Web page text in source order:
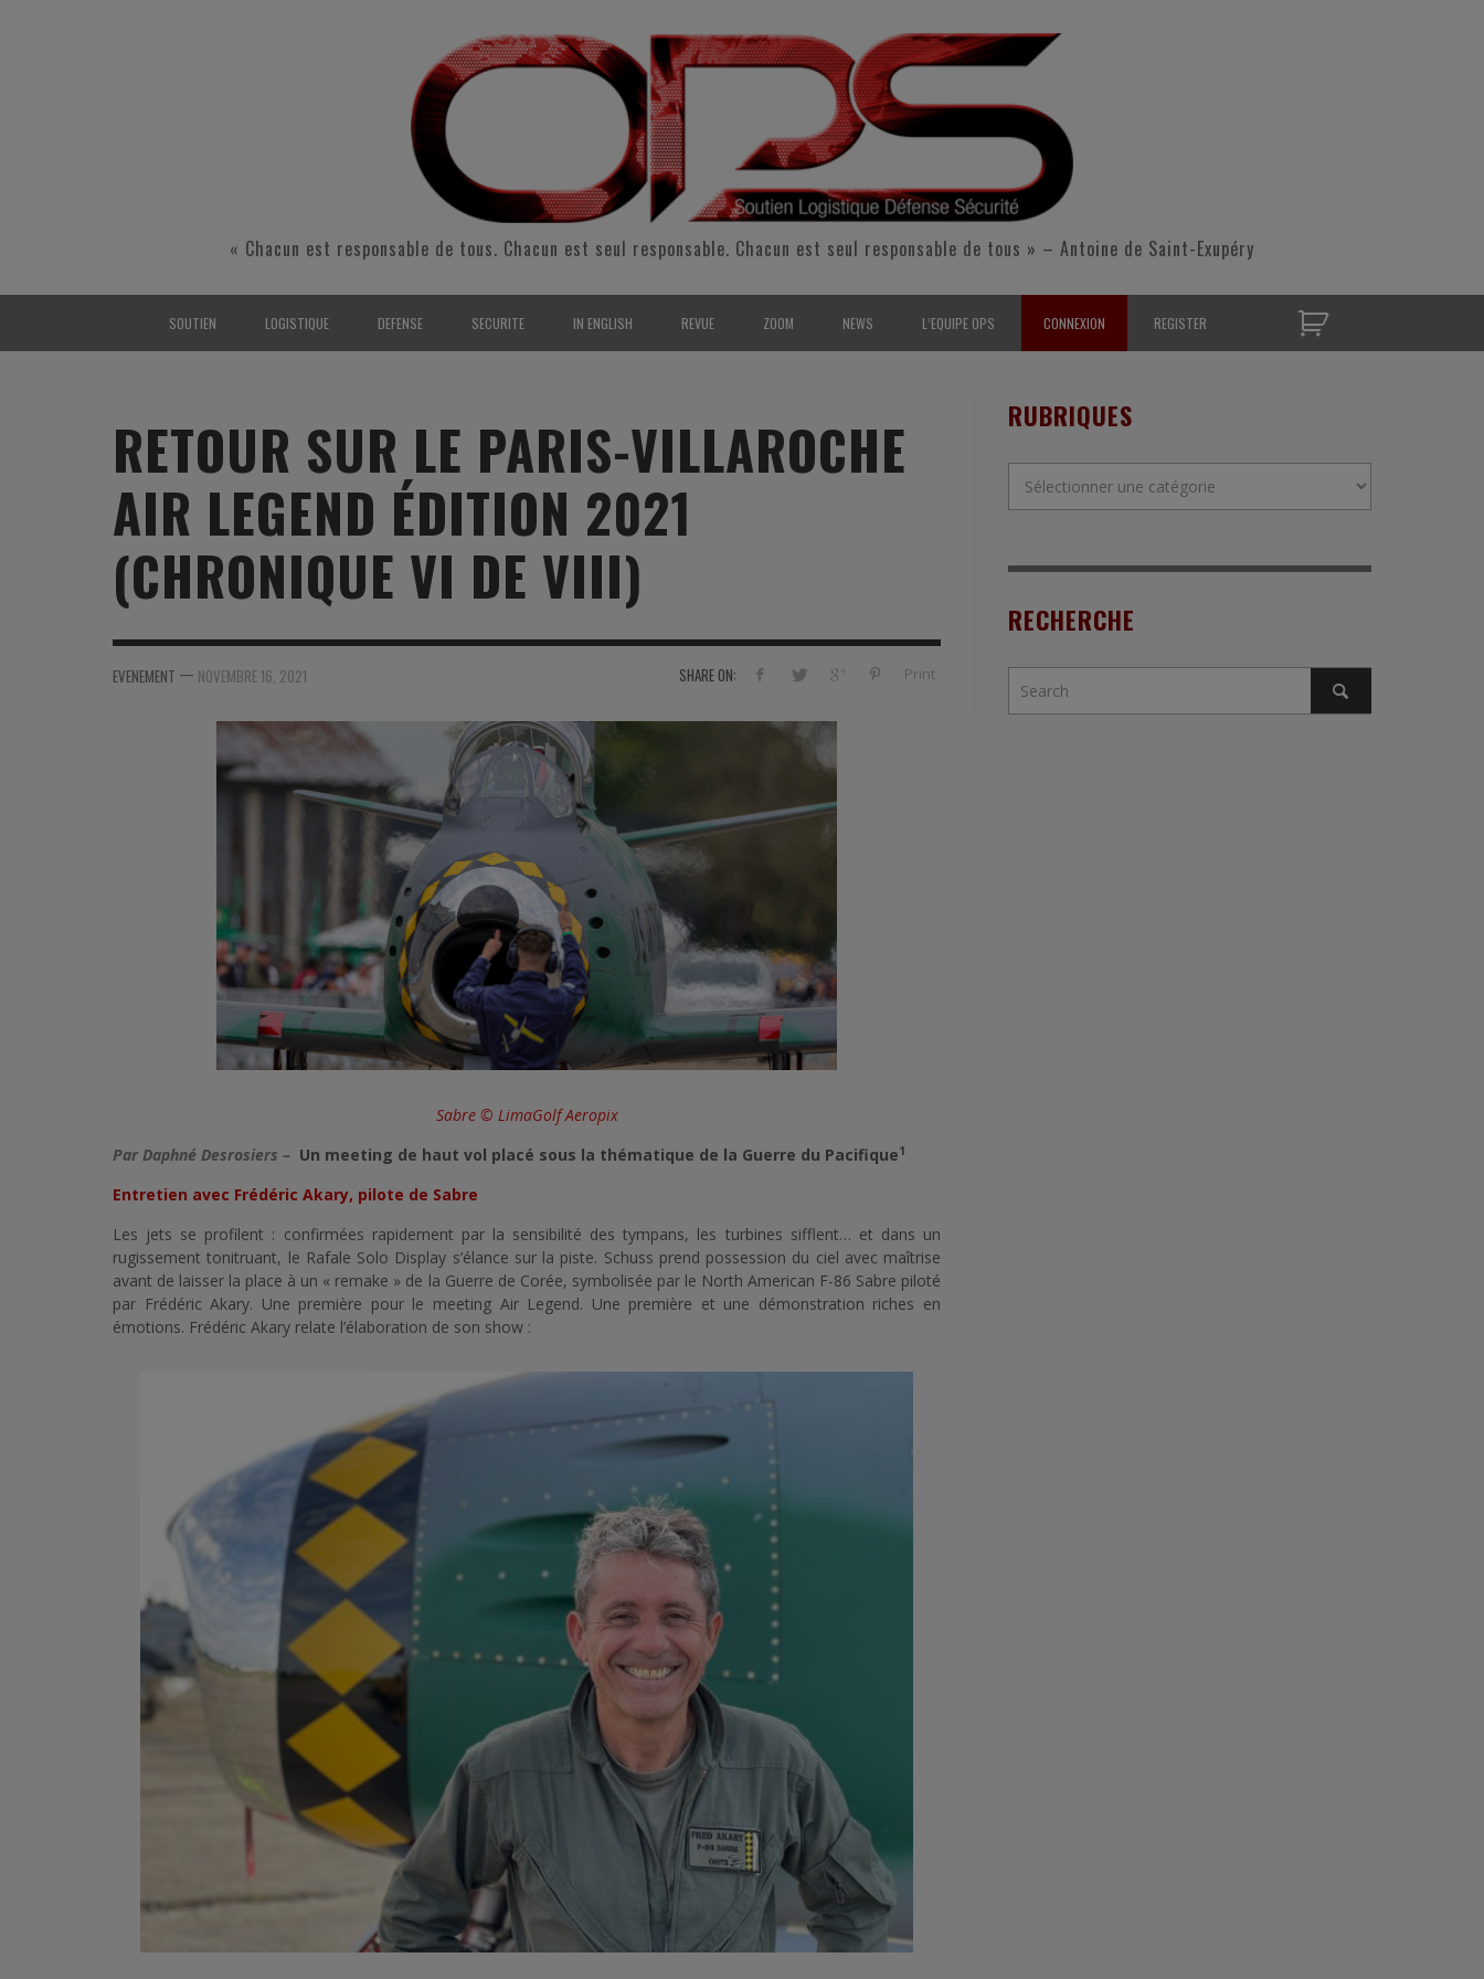
« Chacun est responsable de tous. Chacun est seul responsable. Chacun est seul responsable de tous » – Antoine de Saint-Exupéry
SOUTIEN
MER
SOUTIEN SANTÉ
SOUTIEN CARBURANT
MCO
ARMÉES ÉTRANGÈRES
LOGISTIQUE
AIR
MER
FORMATION/ ENTRAÎNEMENT
INDUSTRIES
ARMÉES ÉTRANGÈRES
DEFENSE
AIR
MER
FORMATION/ ENTRAÎNEMENT
INDUSTRIES
ARMÉES ÉTRANGÈRES
SECURITE
FORMATION/ ENTRAÎNEMENT
AUTONOMIE
SPORT
SÉCURITÉ PRIVÉE
FORCES DE SÉCURITÉ ÉTRANGÈRES
IN ENGLISH
DEFENSE
SECURITY
TRAINING
SURVIVAL / AUTONOMY / SPORT
INDUSTRIES
REVUE ZOOM
ANALYSE
JEUNES AUTEURS
EVÈNEMENT
NEWS
2015
L’EQUIPE OPS
POUR NOUS CONTACTER
CONNEXION REGISTER
RETOUR SUR LE PARIS-VILLAROCHE
AIR LEGEND ÉDITION 2021
(CHRONIQUE VI DE VIII)
SHARE ON: Print
EVENEMENT — NOVEMBRE 16, 2021
Sabre © LimaGolf Aeropix
Par Daphné Desrosiers – Un meeting de haut vol placé sous la thématique de la Guerre du Pacifique1
Entretien avec Frédéric Akary, pilote de Sabre
Les jets se profilent : confirmées rapidement par la sensibilité des tympans, les turbines sifflent… et dans un
rugissement tonitruant, le Rafale Solo Display s’élance sur la piste. Schuss prend possession du ciel avec maîtrise
avant de laisser la place à un « remake » de la Guerre de Corée, symbolisée par le North American F-86 Sabre piloté
par Frédéric Akary. Une première pour le meeting Air Legend. Une première et une démonstration riches en
émotions. Frédéric Akary relate l’élaboration de son show :
RUBRIQUES
RECHERCHE